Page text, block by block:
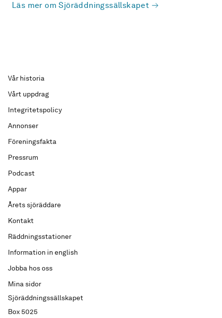
Läs mer om Sjöräddningssällskapet
Sjöräddningssällskapet
Box 5025
Vår historia
Vårt uppdrag
Integritetspolicy
Annonser
Föreningsfakta
Pressrum
Podcast
Appar
Årets sjöräddare
Kontakt
Räddningsstationer
Information in english
Jobba hos oss
Mina sidor